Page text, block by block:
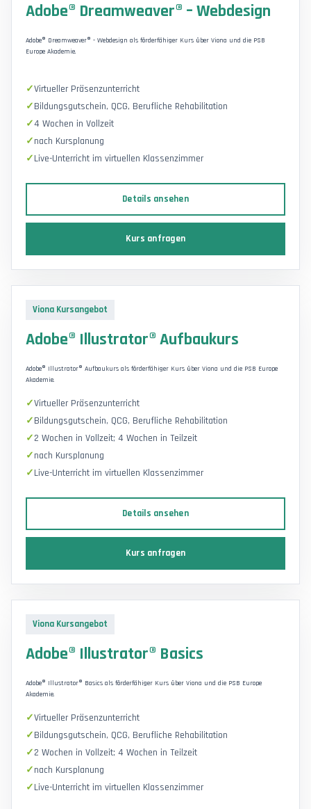
Adobe® Dreamweaver® – Webdesign
Adobe® Dreamweaver® - Webdesign als förderfähiger Kurs über Viona und die PSB
Europe Akademie.
Virtueller Präsenzunterricht
Bildungsgutschein, QCG, Berufliche Rehabilitation
4 Wochen in Vollzeit
nach Kursplanung
Live-Unterricht im virtuellen Klassenzimmer
Details ansehen
Kurs anfragen
Viona Kursangebot
Adobe® Illustrator® Aufbaukurs
Adobe® Illustrator® Aufbaukurs als förderfähiger Kurs über Viona und die PSB Europe
Akademie.
Virtueller Präsenzunterricht
Bildungsgutschein, QCG, Berufliche Rehabilitation
2 Wochen in Vollzeit; 4 Wochen in Teilzeit
nach Kursplanung
Live-Unterricht im virtuellen Klassenzimmer
Details ansehen
Kurs anfragen
Viona Kursangebot
Adobe® Illustrator® Basics
Adobe® Illustrator® Basics als förderfähiger Kurs über Viona und die PSB Europe
Akademie.
Virtueller Präsenzunterricht
Bildungsgutschein, QCG, Berufliche Rehabilitation
2 Wochen in Vollzeit; 4 Wochen in Teilzeit
nach Kursplanung
Live-Unterricht im virtuellen Klassenzimmer